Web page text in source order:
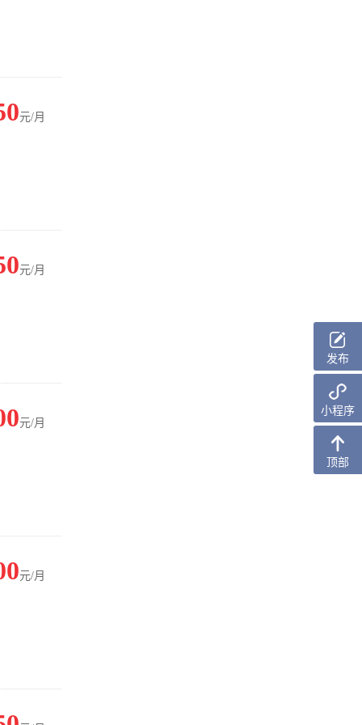
元/月
元/月
元/月
元/月
发布
小程序
顶部